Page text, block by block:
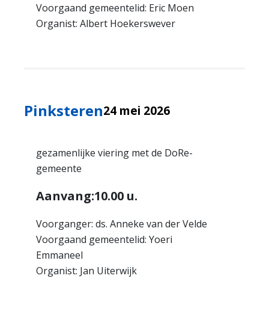
Voorgaand gemeentelid: Eric Moen
Organist: Albert Hoekerswever
Pinksteren24 mei 2026
gezamenlijke viering met de DoRe-
gemeente
Aanvang:10.00 u.
Voorganger: ds. Anneke van der Velde
Voorgaand gemeentelid: Yoeri
Emmaneel
Organist: Jan Uiterwijk